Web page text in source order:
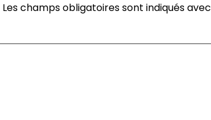
Les champs obligatoires sont indiqués avec